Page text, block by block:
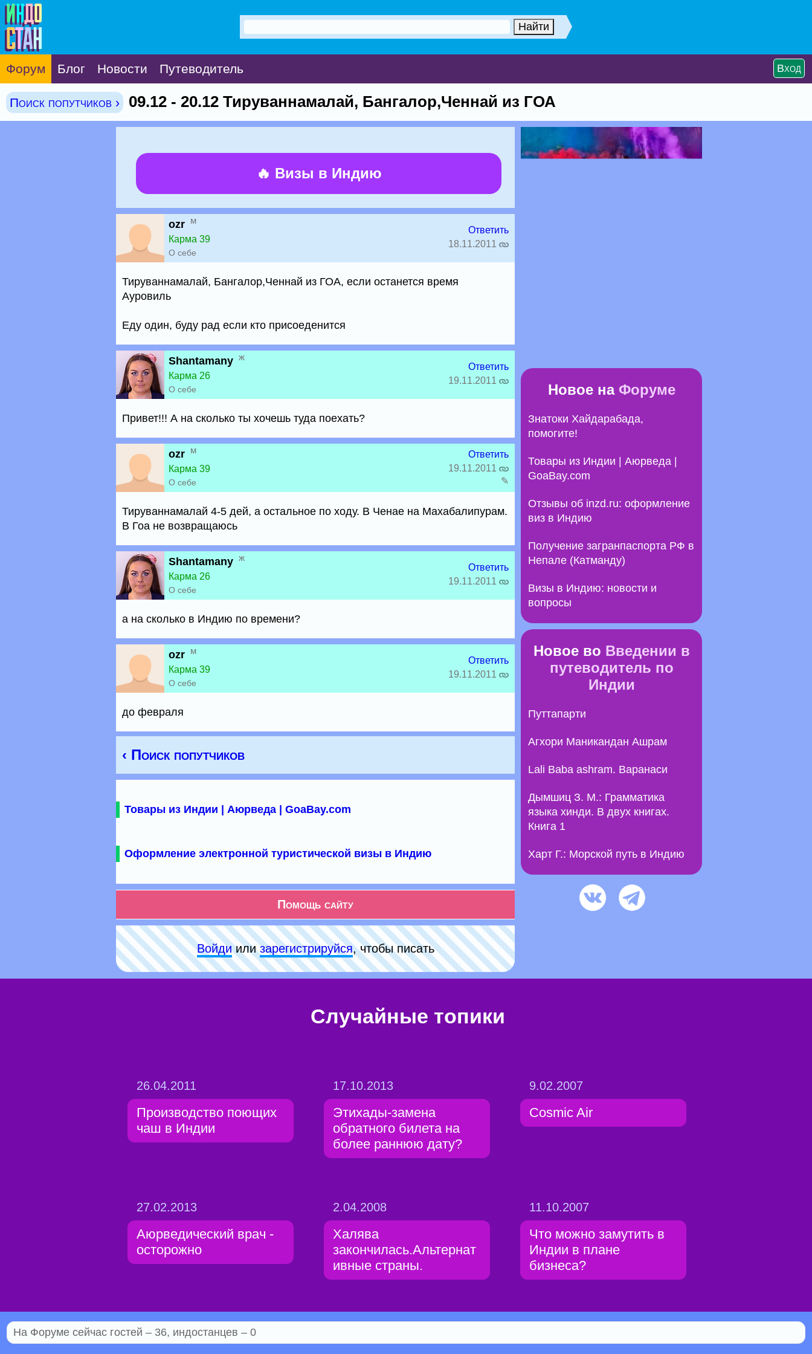
Форум Блог Новости Путеводитель Вход
Поиск попутчиков › 09.12 - 20.12 Тируваннамалай, Бангалор,Ченнай из ГОА
🔥 Визы в Индию
ozr м
Карма 39
О себе
Ответить
18.11.2011
Тируваннамалай, Бангалор,Ченнай из ГОА, если останется время
Ауровиль
Еду один, буду рад если кто присоеденится
Shantamany ж
Карма 26
О себе
Ответить
19.11.2011
Привет!!! А на сколько ты хочешь туда поехать?
ozr м
Карма 39
О себе
Ответить
19.11.2011
✎
Тируваннамалай 4-5 дей, а остальное по ходу. В Ченае на Махабалипурам.
В Гоа не возвращаюсь
Shantamany ж
Карма 26
О себе
Ответить
19.11.2011
а на сколько в Индию по времени?
ozr м
Карма 39
О себе
Ответить
19.11.2011
до февраля
‹ Поиск попутчиков
Товары из Индии | Аюрведа | GoaBay.com
Оформление электронной туристической визы в Индию
Помощь сайту
Войдиилизарeгиcтpируйся, чтобы писать
Новое на Форуме
Знатоки Хайдарабада,
помогите!
Товары из Индии | Аюрведа |
GoaBay.com
Отзывы об inzd.ru: оформление
виз в Индию
Получение загранпаспорта РФ в
Непале (Катманду)
Визы в Индию: новости и
вопросы
Новое во Введении в
путеводитель по
Индии
Путтапарти
Агхори Маникандан Ашрам
Lali Baba ashram. Варанаси
Дымшиц З. М.: Грамматика
языка хинди. В двух книгах.
Книга 1
Харт Г.: Морской путь в Индию
Случайные топики
26.04.2011
Производство поющих
чаш в Индии
17.10.2013
Этихады-замена
обратного билета на
более раннюю дату?
9.02.2007
Cosmic Air
27.02.2013
Аюрведический врач -
осторожно
2.04.2008
Халява
закончилась.Альтернат
ивные страны.
11.10.2007
Что можно замутить в
Индии в плане
бизнеса?
На Форуме сейчас гостей – 36, индостанцев – 0